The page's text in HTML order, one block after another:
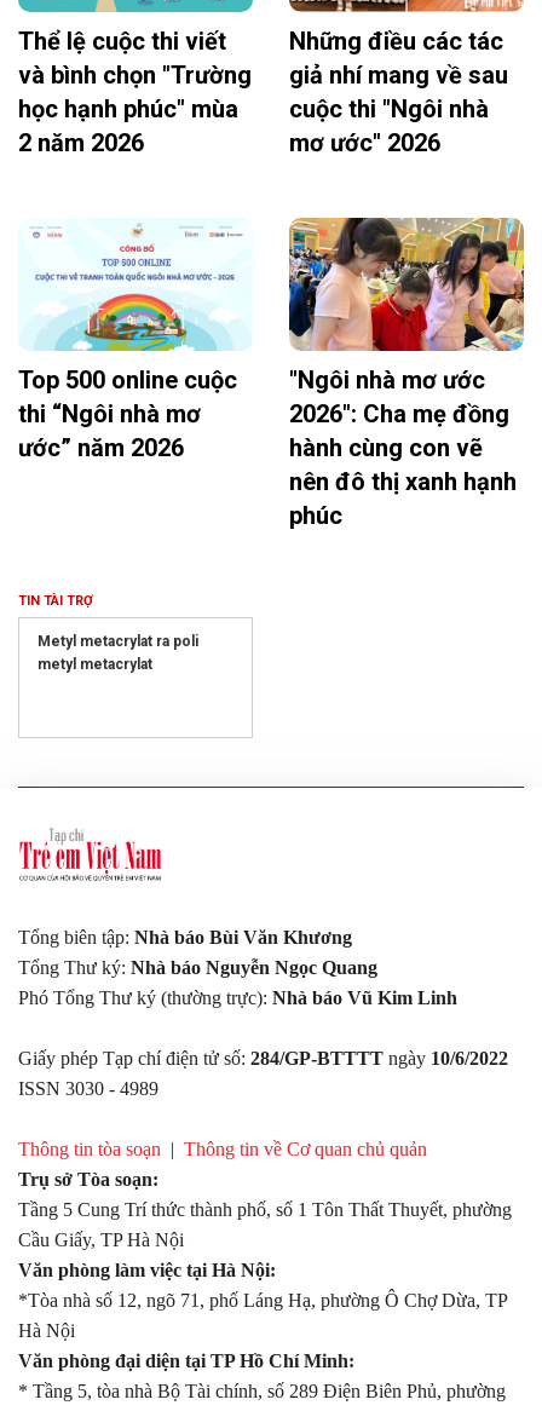
Thể lệ cuộc thi viết
và bình chọn "Trường
học hạnh phúc" mùa
2 năm 2026
Những điều các tác
giả nhí mang về sau
cuộc thi "Ngôi nhà
mơ ước" 2026
Top 500 online cuộc
thi “Ngôi nhà mơ
ước” năm 2026
"Ngôi nhà mơ ước
2026": Cha mẹ đồng
hành cùng con vẽ
nên đô thị xanh hạnh
phúc
TIN TÀI TRỢ
Metyl metacrylat ra poli
metyl metacrylat
Tổng biên tập: Nhà báo Bùi Văn Khương
Tổng Thư ký: Nhà báo Nguyễn Ngọc Quang
Phó Tổng Thư ký (thường trực): Nhà báo Vũ Kim Linh
Giấy phép Tạp chí điện tử số: 284/GP-BTTTT ngày 10/6/2022
ISSN 3030 - 4989
Thông tin tòa soạn | Thông tin về Cơ quan chủ quản
Trụ sở Tòa soạn:
Tầng 5 Cung Trí thức thành phố, số 1 Tôn Thất Thuyết, phường
Cầu Giấy, TP Hà Nội
Văn phòng làm việc tại Hà Nội:
*Tòa nhà số 12, ngõ 71, phố Láng Hạ, phường Ô Chợ Dừa, TP
Hà Nội
Văn phòng đại diện tại TP Hồ Chí Minh:
* Tầng 5, tòa nhà Bộ Tài chính, số 289 Điện Biên Phủ, phường